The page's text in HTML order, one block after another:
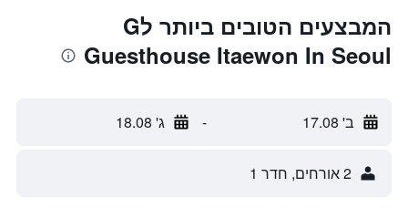
המבצעים הטובים ביותר לG
Guesthouse Itaewon In Seoul
ב' 17.08 - ג' 18.08
2 אורחים, חדר 1